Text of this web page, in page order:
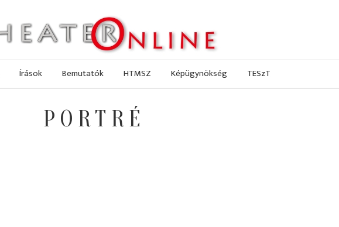
Írások Bemutatók HTMSZ Képügynökség TESzT
PORTRÉ